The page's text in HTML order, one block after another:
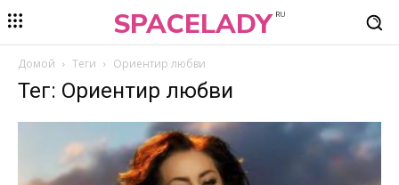
SPACELADY RU
Домой Теги Ориентир любви
Тег: Ориентир любви